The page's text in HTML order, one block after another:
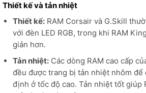
Thiết kế và tản nhiệt
Thiết kế:RAM Corsair và G.Skill
với đèn LED RGB, trong khi RAM
giản hơn.
Tản nhiệt:Các dòng RAM cao cấp
đều được trang bị tản nhiệt nhôm để
định ở tốc độ cao. Tản nhiệt tốt giúp